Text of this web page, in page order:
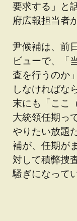
要求する」と
府広報担当者
尹候補は、前
ビューで、「
査を行うのか
しなければな
末にも「ここ
大統領任期っ
やりたい放題
補が、任期が
対して積弊捜
騒ぎになって